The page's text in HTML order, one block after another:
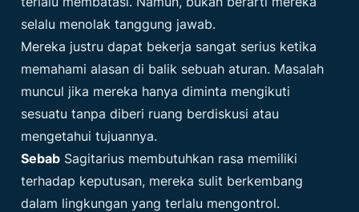
selalu menolak tanggung jawab.
Mereka justru dapat bekerja sangat serius ketika
memahami alasan di balik sebuah aturan. Masalah
muncul jika mereka hanya diminta mengikuti
sesuatu tanpa diberi ruang berdiskusi atau
mengetahui tujuannya.
Sebab Sagitarius membutuhkan rasa memiliki
terhadap keputusan, mereka sulit berkembang
dalam lingkungan yang terlalu mengontrol.